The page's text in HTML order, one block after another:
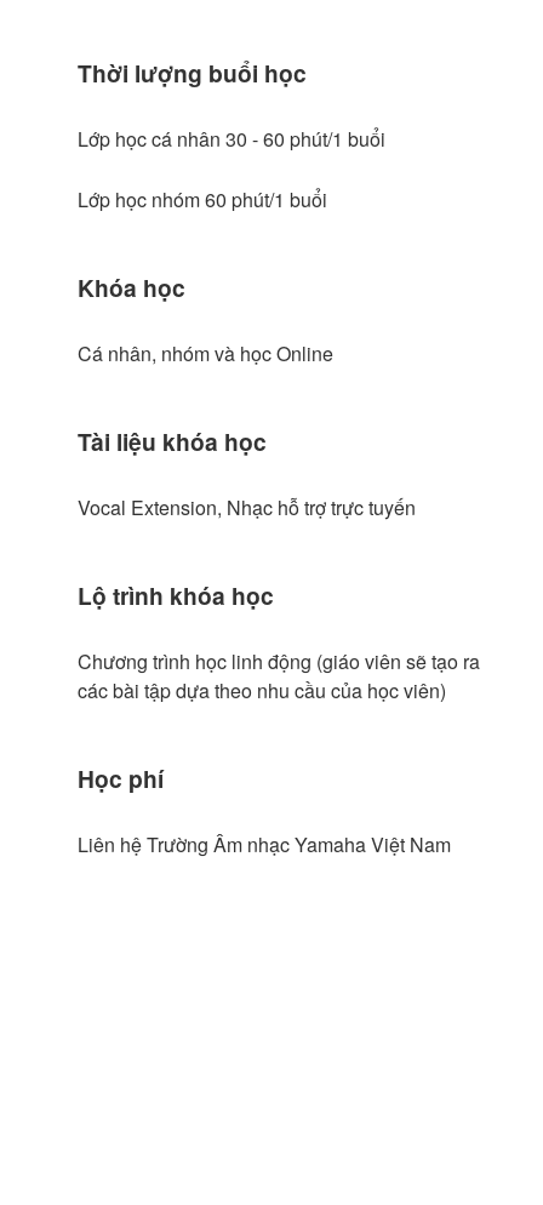
Thời lượng buổi học
Lớp học cá nhân 30 - 60 phút/1 buổi
Lớp học nhóm 60 phút/1 buổi
Khóa học
Cá nhân, nhóm và học Online
Tài liệu khóa học
Vocal Extension, Nhạc hỗ trợ trực tuyến
Lộ trình khóa học
Chương trình học linh động (giáo viên sẽ tạo ra
các bài tập dựa theo nhu cầu của học viên)
Học phí
Liên hệ Trường Âm nhạc Yamaha Việt Nam